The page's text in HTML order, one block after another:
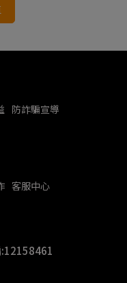
防詐騙宣導
客服中心